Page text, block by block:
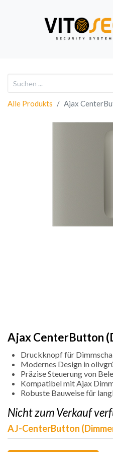
Alle Produkts Ajax
Ajax CenterButton
Druckknopf für
Modernes Design in
Präzise Steuerung von
Kompatibel mit Ajax
Robuste Bauweise für
Nicht zum Verkauf
AJ-CenterButton